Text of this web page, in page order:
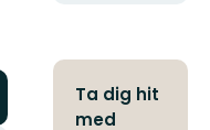
Ta dig hit
med